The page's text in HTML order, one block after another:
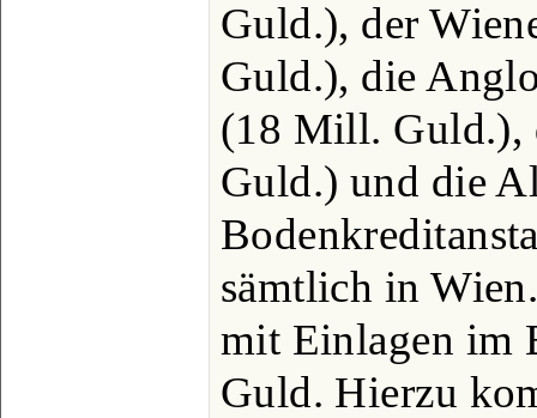
Guld.), der
Guld.), die
(18 Mill. Guld.),
Guld.) und die
sämtlich in
mit Einlagen im
Guld. Hierzu